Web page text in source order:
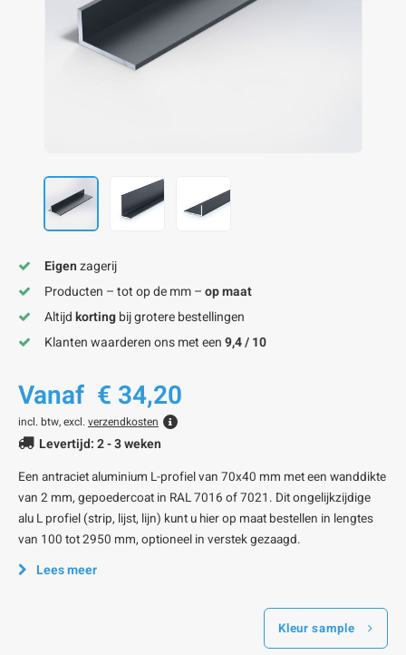
alu kokerprofielen
alu buisprofielen
alu hoeklijnen
alu L-lijnen
alu U-strips
alu platstaf profielen
Eigenzagerij
Producten – tot op de mm –op maat
Altijdkortingbij grotere bestellingen
Klanten waarderen ons met een9,4 / 10
Vanaf € 34,20
incl. btw, excl. verzendkosten
Levertijd: 2 - 3 weken
Een antraciet aluminium L-profiel van 70x40 mm met een wanddikte
van 2 mm, gepoedercoat in RAL 7016 of 7021. Dit ongelijkzijdige
alu L profiel (strip, lijst, lijn) kunt u hier op maat bestellen in lengtes
van 100 tot 2950 mm, optioneel in verstek gezaagd.
Lees meer
Kleur sample